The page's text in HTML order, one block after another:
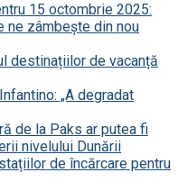
15 octombrie 2025:
ne zâmbește din nou
destinațiilor de vacanță
„A degradat
de la Paks ar putea fi
nivelului Dunării
de încărcare pentru